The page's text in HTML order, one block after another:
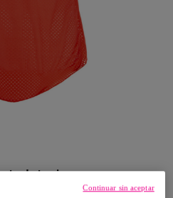
Interior -
Continuar sin aceptar